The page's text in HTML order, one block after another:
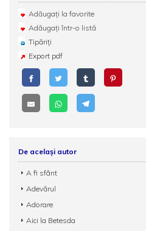
Adăugați la favorite
Adăugați într-o listă
Tipăriți
Export pdf
De același autor
A fi sfânt
Adevărul
Adorare
Aici la Betesda